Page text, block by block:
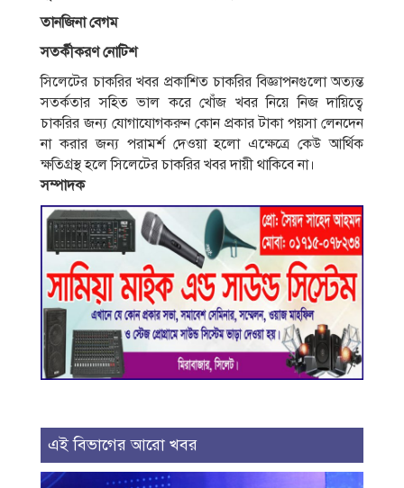
তানজিনা বেগম
সতর্কীকরণ নােটিশ
সিলেটের চাকরির খবর প্রকাশিত চাকরির বিজ্ঞাপনগুলাে অত্যন্ত
সতর্কতার সহিত ভাল করে খোঁজ খবর নিয়ে নিজ দায়িত্বে
চাকরির জন্য যােগাযােগকরুন কোন প্রকার টাকা পয়সা লেনদেন
না করার জন্য পরামর্শ দেওয়া হলাে এক্ষেত্রে কেউ আর্থিক
ক্ষতিগ্রস্থ হলে সিলেটের চাকরির খবর দায়ী থাকিবে না।
সম্পাদক
এই বিভাগের আরো খবর